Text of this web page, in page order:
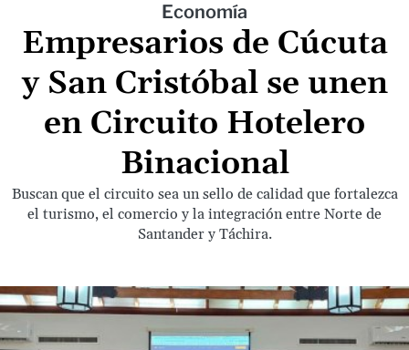
Economía
Empresarios de Cúcuta
y San Cristóbal se unen
en Circuito Hotelero
Binacional
Buscan que el circuito sea un sello de calidad que fortalezca
el turismo, el comercio y la integración entre Norte de
Santander y Táchira.